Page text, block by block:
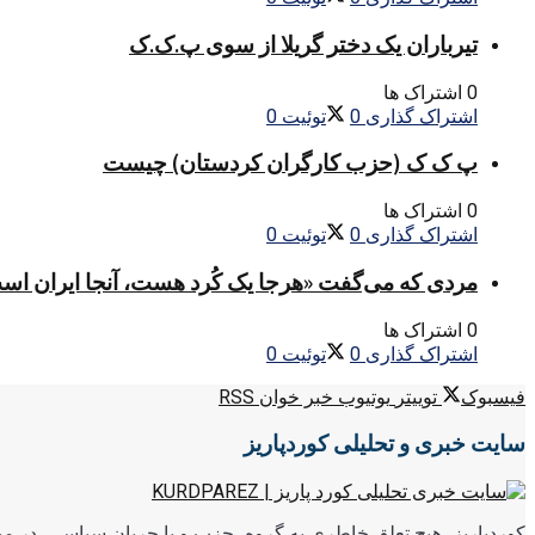
تیرباران یک دختر گریلا از سوی پ.ک.ک
0 اشتراک ها
اشتراک گذاری 0 توئیت 0
پ ک ک (حزب کارگران کردستان) چیست
0 اشتراک ها
اشتراک گذاری 0 توئیت 0
مردی که می‌گفت «هرجا یک کُرد هست، آنجا ایران
0 اشتراک ها
اشتراک گذاری 0 توئیت 0
فیسبوک
توییتر یوتیوب خبر خوان RSS
سایت خبری و تحلیلی کوردپاریز